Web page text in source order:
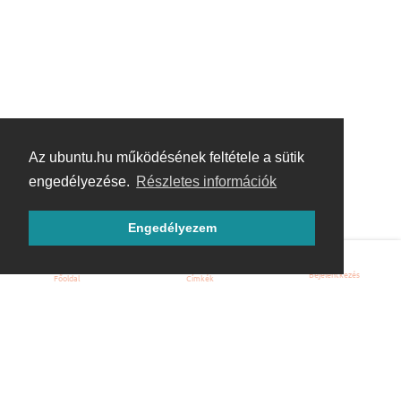
Az ubuntu.hu működésének feltétele a sütik
engedélyezése. Részletes információk
Engedélyezem
Főoldal Címkék Bejelentkezés